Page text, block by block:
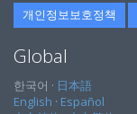
개인정보보호정책
Global
한국어 · 日本語
English · Español